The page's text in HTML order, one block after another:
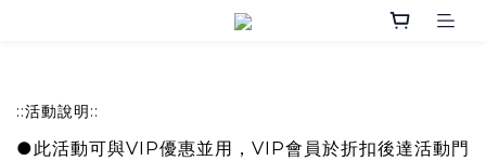
::活動說明::
●此活動可與VIP優惠並用，VIP會員於折扣後達活動門